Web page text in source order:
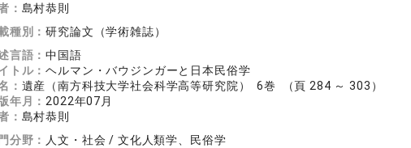
： 島村恭則
種別：研究論文（学術雑誌）
言語：中国語
トル：ヘルマン・バウジンガーと日本民俗学
： 遺産（南方科技大学社会科学高等研究院） 6巻 （頁 284 ～ 303）
年月： 2022年07月
： 島村恭則
分野： 人文・社会 / 文化人類学、民俗学